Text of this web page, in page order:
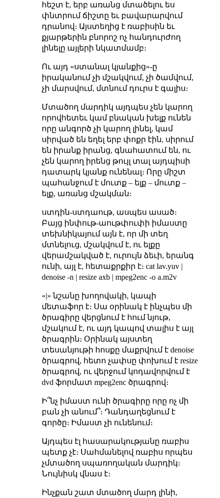
հեշտ է, երբ առանց մտածելու ես
փնտրում ճիշտը եւ բավարարվում
դրանով։ Այստեղից է ռաբիսին եւ
քյարթերին բնորոշ ոչ հանդուրժող
լինելը այլերի նկատմամբ։
Ու այդ «ստանալ կյանքից»-ը
իրականում չի մշակվում, չի ծամվում,
չի մարսվում, մտնում դուրս է գալիս։
Մտածող մարդիկ այդպես չեն կարող
որովհետեւ կամ բնական խելք ունեն
որը անգործ չի կարող լինել, կամ
սիրված են եղել երբ փոքր էին, սիրում
են իրանք իրանց, գնահատում են, ու
չեն կարող իրենց թույլ տալ այդպիսի
դատարկ կյանք ունենալ։ Որը միշտ
պահանջում է մուտք – ելք – մուտք –
ելք, առանց մշակման։
ստդին-ստդաութ, ասպես ասած։
Բայց ինփութ-աութփուփի իմաստը
տեխնիկայում այն է, որ մի տեղ
մտնելուց, մշակվում է, ու ելքը
վերամշակված է, ուրույն ձեւի, երանգ
ունի, այլ է, հետաքրքիր է։ cat lav.yuv |
denoise -n | resize axb | mpeg2enc -o a.m2v
«|» նշանը խողովակի, կապի
մետաֆոր է։ Սա օրինակ է ինչպես մի
ծրագիրը վերցնում է հում նյութ,
մշակում է, ու այդ կապով տալիս է այլ
ծրագրին։ Օրինակ այստեղ
տեսանյութի հոսքը մաքրվում է denoise
ծրագրով, հետո չափսը փոխում է resize
ծրագրով, ու վերջում կոդավորվում է
dvd ֆորմատ mpeg2enc ծրագրով։
Ի՞նչ իմաստ ունի ծրագիրը որը ոչ մի
բան չի անում՞։ Դանդաղեցնում է
գործը։ Իմաստ չի ունենում։
Այդպես էլ հասարակությանը ռաբիս
պետք չէ։ Սահմանելով ռաբիս որպես
չմտածող սպառողական մարդիկ։
Նույնիսկ վնաս է։
Ինչքան շատ մտածող մարդ լինի,